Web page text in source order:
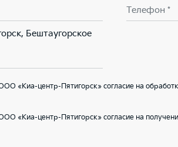
Телефон *
Бештаугорское
«Киа-центр-Пятигорск» согласие на
«Киа-центр-Пятигорск» согласие на